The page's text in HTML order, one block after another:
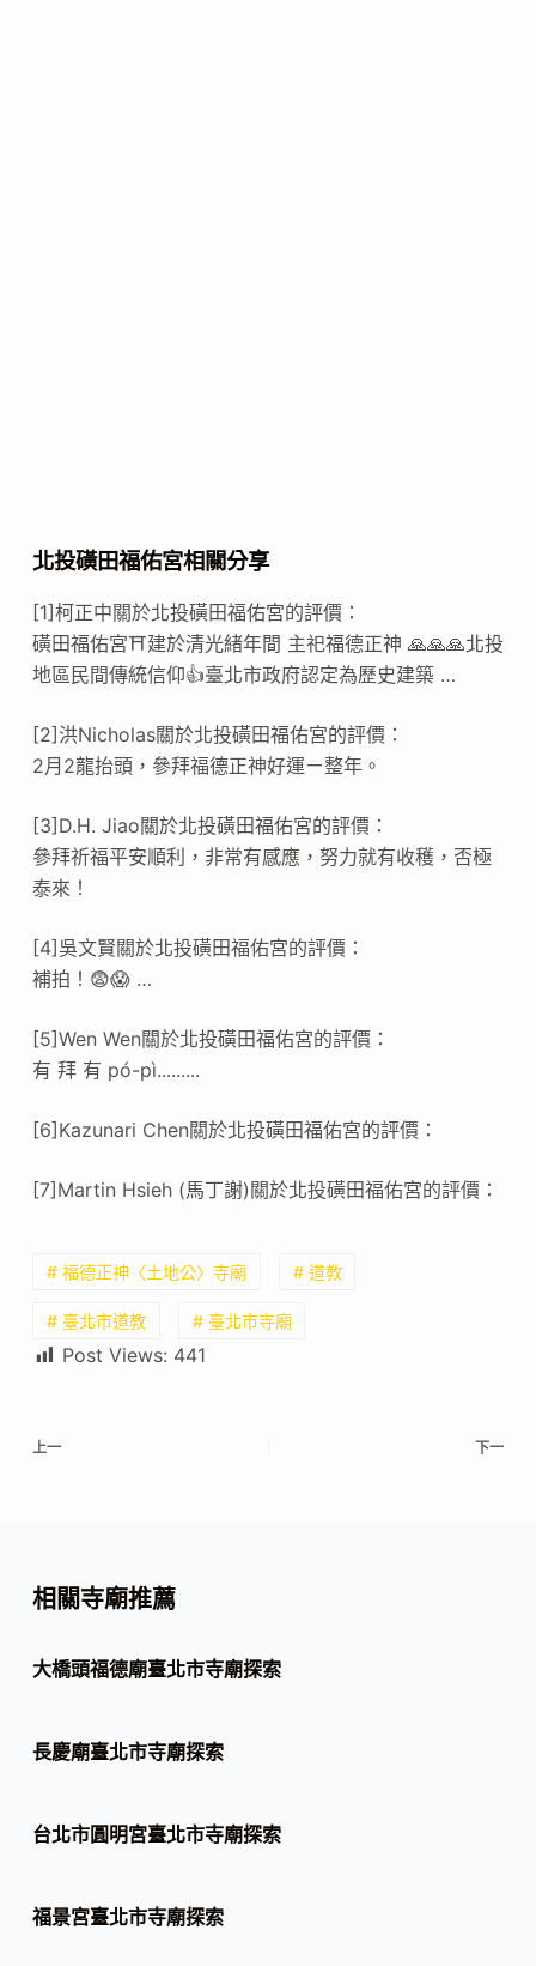
北投磺田福佑宮相關分享
[1]柯正中關於北投磺田福佑宮的評價：
磺田福佑宮⛩建於清光緒年間 主祀福德正神 🙏🙏🙏北投
地區民間傳統信仰👍臺北市政府認定為歷史建築 …
[2]洪Nicholas關於北投磺田福佑宮的評價：
2月2龍抬頭，參拜福德正神好運ㄧ整年。
[3]D.H. Jiao關於北投磺田福佑宮的評價：
參拜祈福平安順利，非常有感應，努力就有收穫，否極
泰來！
[4]吳文賢關於北投磺田福佑宮的評價：
補拍！😨😱 …
[5]Wen Wen關於北投磺田福佑宮的評價：
有 拜 有 pó-pì.........
[6]Kazunari Chen關於北投磺田福佑宮的評價：
[7]Martin Hsieh (馬丁謝)關於北投磺田福佑宮的評價：
# 福德正神〈土地公〉寺廟 # 道教
# 臺北市道教 # 臺北市寺廟
Post Views: 441
上一 下一
相關寺廟推薦
大橋頭福德廟臺北市寺廟探索
長慶廟臺北市寺廟探索
台北市圓明宮臺北市寺廟探索
福景宮臺北市寺廟探索